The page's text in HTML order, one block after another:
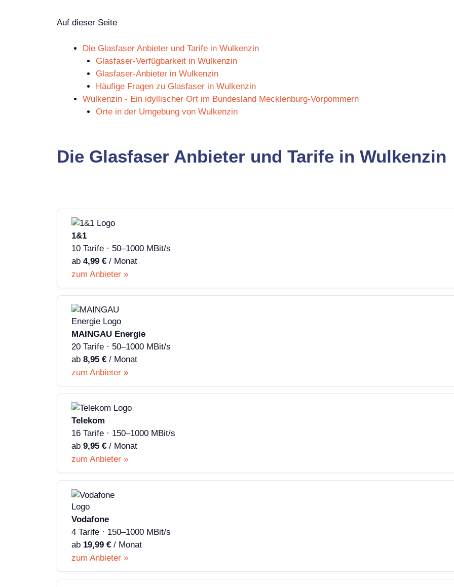
Auf dieser Seite
Die Glasfaser Anbieter und Tarife in Wulkenzin
Glasfaser-Verfügbarkeit in Wulkenzin
Glasfaser-Anbieter in Wulkenzin
Häufige Fragen zu Glasfaser in Wulkenzin
Wulkenzin - Ein idyllischer Ort im Bundesland Mecklenburg-Vorpommern
Orte in der Umgebung von Wulkenzin
Die Glasfaser Anbieter und Tarife in Wulkenzin
1&1
10 Tarife · 50–1000 MBit/s
ab 4,99 € / Monat
zum Anbieter »
MAINGAU Energie
20 Tarife · 50–1000 MBit/s
ab 8,95 € / Monat
zum Anbieter »
Telekom
16 Tarife · 150–1000 MBit/s
ab 9,95 € / Monat
zum Anbieter »
Vodafone
4 Tarife · 150–1000 MBit/s
ab 19,99 € / Monat
zum Anbieter »